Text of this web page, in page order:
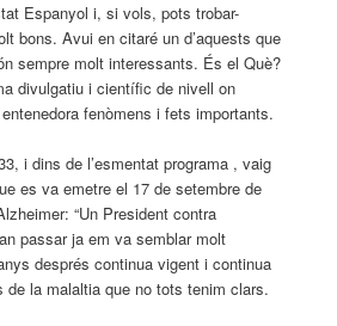
Espanyol i, si vols, pots trobar-
bons. Avui en citaré un d’aquests que
sempre molt interessants. És el Què?
divulgatiu i científic de nivell on
fenòmens i fets importants.
i dins de l’esmentat programa , vaig
es va emetre el 17 de setembre de
“Un President contra
passar ja em va semblar molt
després continua vigent i continua
la malaltia que no tots tenim clars.